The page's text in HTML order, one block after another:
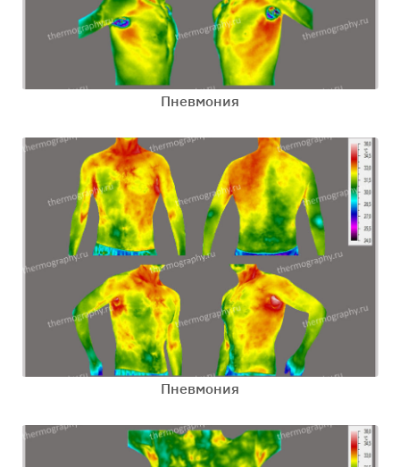
Пневмония
Пневмония